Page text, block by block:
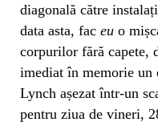
diagonală către
data asta, fac eu o
corpurilor fără capete,
imediat în memorie un
Lynch așezat într-un
pentru ziua de vineri,